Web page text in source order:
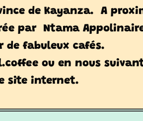
de Kayanza.
A
par Ntama
de fabuleux cafés.
ou en nous
site internet.